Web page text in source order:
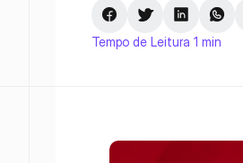
Tempo de Leitura 1 min